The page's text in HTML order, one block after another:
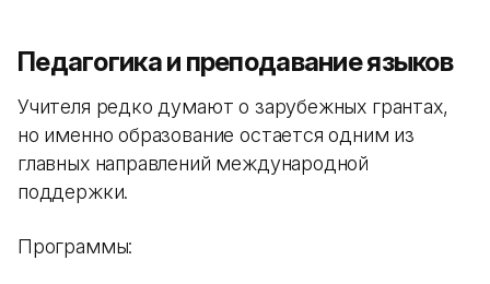
Педагогика и преподавание языков
Учителя редко думают о зарубежных грантах,
но именно образование остается одним из
главных направлений международной
поддержки.
Программы: